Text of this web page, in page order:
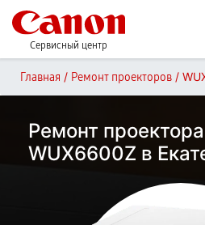
Сервисный центр
Главная / Ремонт проекторов /
Ремонт
WUX6600Z в